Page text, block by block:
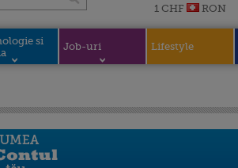
1 CHF
RON
si
Job-uri Lifestyle